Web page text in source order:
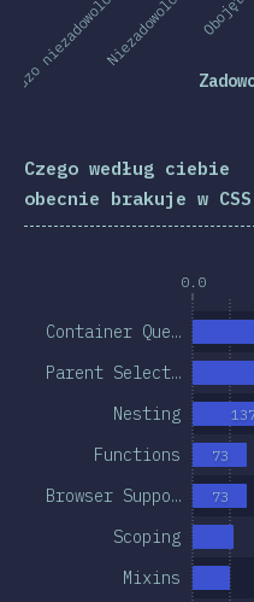
niezadowolonyNiezadowolony
Czego według ciebie
obecnie brakuje w
0.0
Mixins
Scoping
Browser Suppo…
Functions
Nesting
Parent Select…
Container Que…
73
73